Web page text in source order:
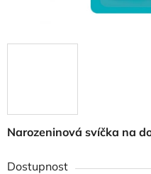
Narozeninová svíčka na
Dostupnost